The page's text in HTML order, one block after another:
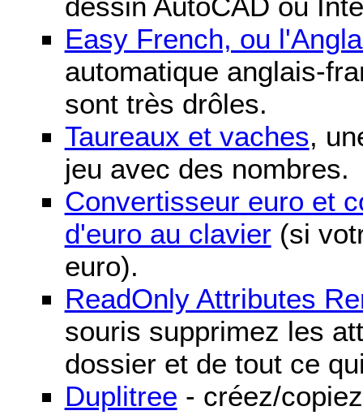
Easy French, ou
automatique anglais-
sont très drôles.
Taureaux et vaches,
jeu avec des nombres.
Convertisseur euro et
d'euro au clavier (si
euro).
ReadOnly Attributes
souris supprimez les
dossier et de tout ce
Duplitree - créez/